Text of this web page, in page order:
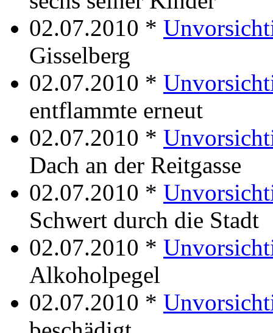
02.07.2010 *
Gisselberg
02.07.2010 *
entflammte erneut
02.07.2010 *
Dach an der Reitgasse
02.07.2010 *
Schwert durch die Stadt
02.07.2010 *
Alkoholpegel
02.07.2010 *